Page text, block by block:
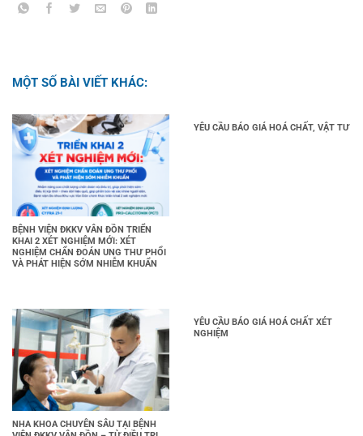
MỘT SỐ BÀI VIẾT KHÁC:
BỆNH VIỆN ĐKKV VÂN ĐỒN TRIỂN
KHAI 2 XÉT NGHIỆM MỚI: XÉT
NGHIỆM CHẨN ĐOÁN UNG THƯ PHỔI
VÀ PHÁT HIỆN SỚM NHIỄM KHUẨN
YÊU CẦU BÁO GIÁ HOÁ CHẤT, VẬT TƯ
NHA KHOA CHUYÊN SÂU TẠI BỆNH
YÊU CẦU BÁO GIÁ HOÁ CHẤT XÉT
NGHIỆM